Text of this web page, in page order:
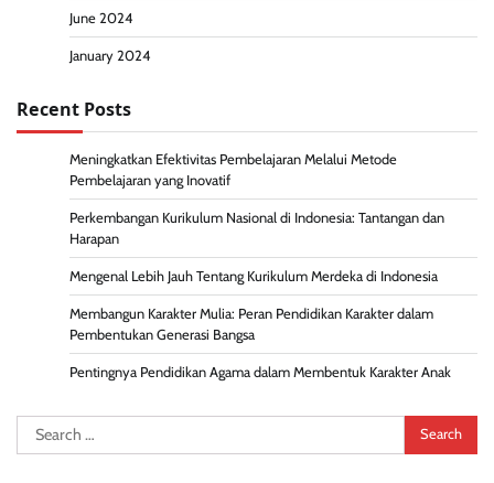
June 2024
January 2024
Recent Posts
Meningkatkan Efektivitas Pembelajaran Melalui Metode
Pembelajaran yang Inovatif
Perkembangan Kurikulum Nasional di Indonesia: Tantangan dan
Harapan
Mengenal Lebih Jauh Tentang Kurikulum Merdeka di Indonesia
Membangun Karakter Mulia: Peran Pendidikan Karakter dalam
Pembentukan Generasi Bangsa
Pentingnya Pendidikan Agama dalam Membentuk Karakter Anak
Search
for: